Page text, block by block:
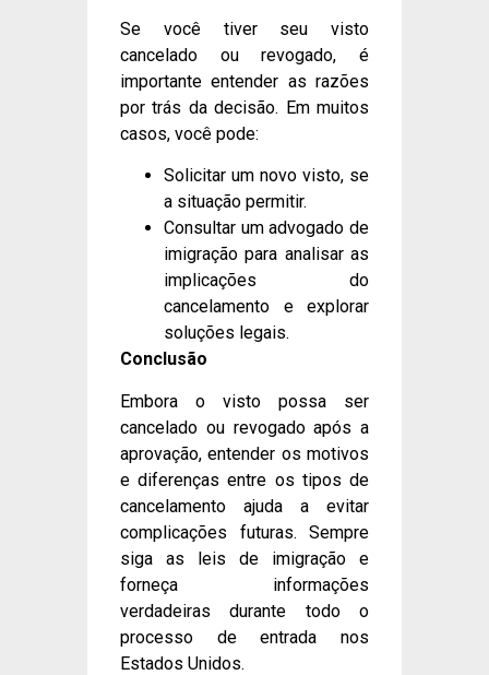
Se você tiver seu visto
cancelado ou revogado, é
importante entender as razões
por trás da decisão. Em muitos
casos, você pode:
Solicitar um novo visto, se
a situação permitir.
Consultar um advogado de
imigração para analisar as
implicações do
cancelamento e explorar
soluções legais.
Conclusão
Embora o visto possa ser
cancelado ou revogado após a
aprovação, entender os motivos
e diferenças entre os tipos de
cancelamento ajuda a evitar
complicações futuras. Sempre
siga as leis de imigração e
forneça informações
verdadeiras durante todo o
processo de entrada nos
Estados Unidos.